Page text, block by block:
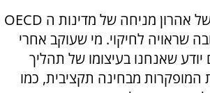
אלא מה? התגובה של אהרון מניחה של מדינות ה OECD
שראויה לחיקוי. מי שעוקב אחרי
שאנחנו בעיצומו של תהליך
המופקרות מבחינה תקציבית, כמו